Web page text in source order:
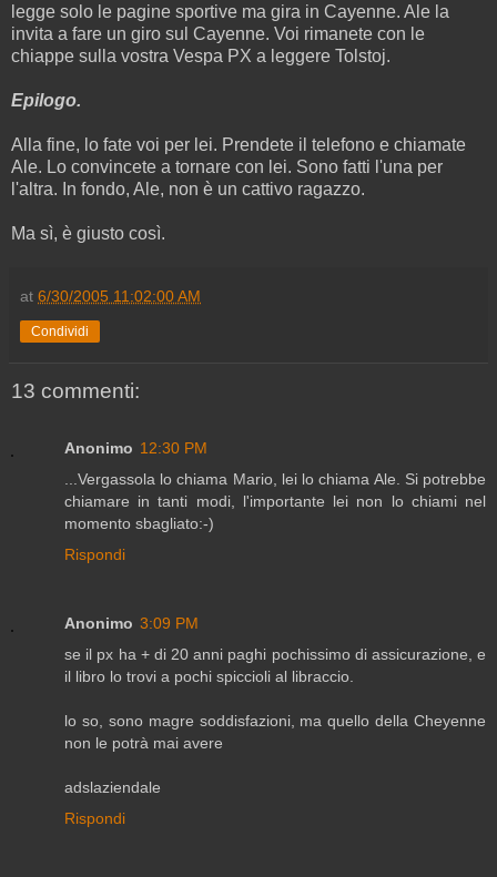
legge solo le pagine sportive ma gira in Cayenne. Ale la
invita a fare un giro sul Cayenne. Voi rimanete con le
chiappe sulla vostra Vespa PX a leggere Tolstoj.
Epilogo.
Alla fine, lo fate voi per lei. Prendete il telefono e chiamate
Ale. Lo convincete a tornare con lei. Sono fatti l'una per
l'altra. In fondo, Ale, non è un cattivo ragazzo.
Ma sì, è giusto così.
at 6/30/2005 11:02:00 AM
Condividi
13 commenti:
Anonimo 12:30 PM
...Vergassola lo chiama Mario, lei lo chiama Ale. Si potrebbe
chiamare in tanti modi, l'importante lei non lo chiami nel
momento sbagliato:-)
Rispondi
Anonimo 3:09 PM
se il px ha + di 20 anni paghi pochissimo di assicurazione, e
il libro lo trovi a pochi spiccioli al libraccio.
lo so, sono magre soddisfazioni, ma quello della Cheyenne
non le potrà mai avere
adslaziendale
Rispondi